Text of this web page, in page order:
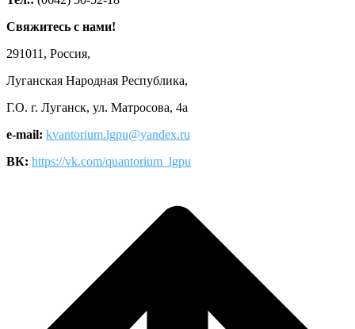
Свяжитесь с нами!
291011, Россия,
Луганская Народная Республика,
Г.О. г. Луганск, ул. Матросова, 4а
e-mail: kvantorium.lgpu@yandex.ru
ВК: https://vk.com/quantorium_lgpu